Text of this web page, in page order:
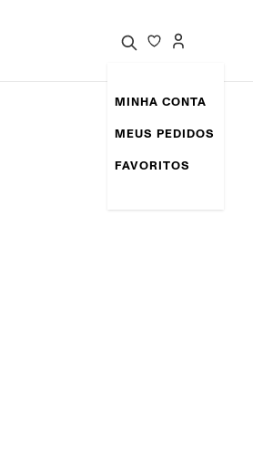
MINHA CONTA
MEUS PEDIDOS
FAVORITOS